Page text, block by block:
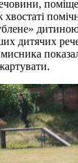
дитячих